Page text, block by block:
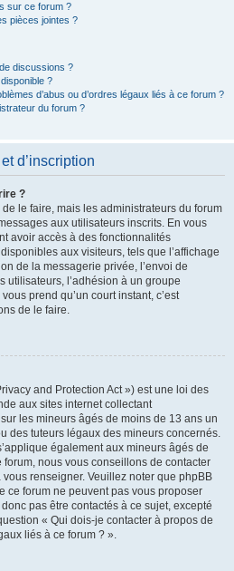
sur ce forum ?
pièces jointes ?
discussions ?
?
d’abus ou d’ordres légaux liés à ce forum ?
du forum ?
d’inscription
?
de le faire, mais les administrateurs du forum
aux utilisateurs inscrits. En vous
avoir accès à des fonctionnalités
aux visiteurs, tels que l’affichage
de la messagerie privée, l’envoi de
utilisateurs, l’adhésion à un groupe
prend qu’un court instant, c’est
de le faire.
and Protection Act ») est une loi des
aux sites internet collectant
les mineurs âgés de moins de 13 ans un
des tuteurs légaux des mineurs concernés.
également aux mineurs âgés de
nous vous conseillons de contacter
renseigner. Veuillez noter que phpBB
ce forum ne peuvent pas vous proposer
pas être contactés à ce sujet, excepté
« Qui dois-je contacter à propos de
liés à ce forum ? ».